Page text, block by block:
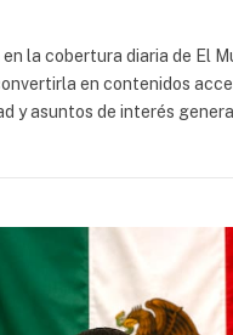
la cobertura diaria de El
en contenidos
y asuntos de interés